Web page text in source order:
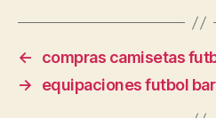
←
compras camisetas
→
equipaciones futbol